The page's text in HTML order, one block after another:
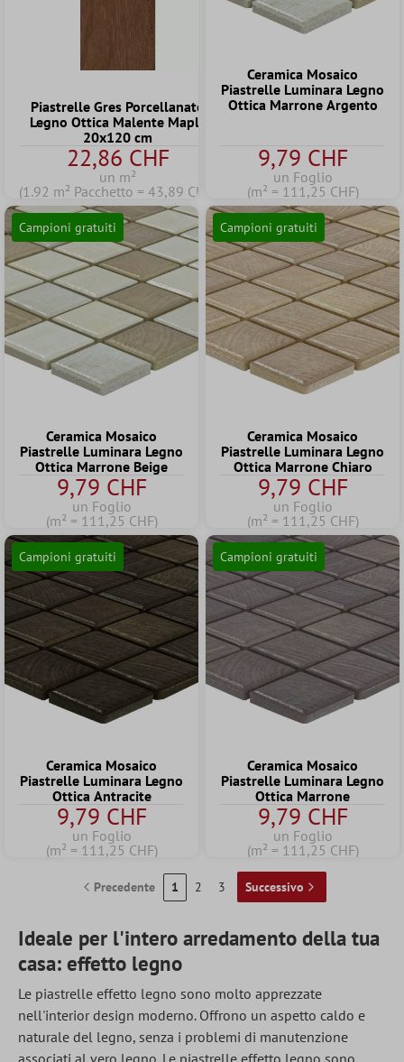
Piastrelle Gres Porcellanato
Legno Ottica Malente Maple
20x120 cm
22,86 CHF
un m²
(1.92 m² Pacchetto = 43,89 CHF)
Ceramica Mosaico
Piastrelle Luminara Legno
Ottica Marrone Argento
9,79 CHF
un Foglio
(m² = 111,25 CHF)
Campioni gratuiti
Ceramica Mosaico
Piastrelle Luminara Legno
Ottica Marrone Beige
9,79 CHF
un Foglio
(m² = 111,25 CHF)
Campioni gratuiti
Ceramica Mosaico
Piastrelle Luminara Legno
Ottica Marrone Chiaro
9,79 CHF
un Foglio
(m² = 111,25 CHF)
Campioni gratuiti
Ceramica Mosaico
Piastrelle Luminara Legno
Ottica Antracite
9,79 CHF
un Foglio
(m² = 111,25 CHF)
Campioni gratuiti
Ceramica Mosaico
Piastrelle Luminara Legno
Ottica Marrone
9,79 CHF
un Foglio
(m² = 111,25 CHF)
Precedente 1 2 3 Successivo
Ideale per l'intero arredamento della tua
casa: effetto legno
Le piastrelle effetto legno sono molto apprezzate
nell'interior design moderno. Offrono un aspetto caldo e
naturale del legno, senza i problemi di manutenzione
associati al vero legno. Le piastrelle effetto legno sono